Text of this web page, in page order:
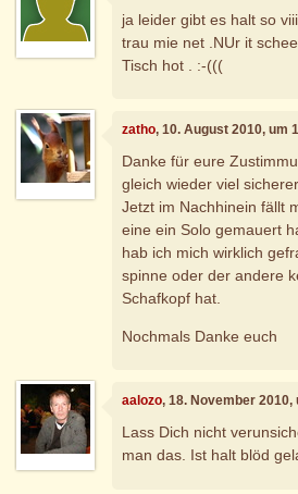
ja leider gibt es halt so
trau mie net .NUr it
Tisch hot . :-(((
zatho, 10. August 2010, um
Danke für eure
gleich wieder viel sicherer.
Jetzt im Nachhinein fällt
eine ein Solo gemauert
hab ich mich wirklich
spinne oder der andere
Schafkopf hat.
Nochmals Danke euch
aalozo, 18. November 2010,
Lass Dich nicht
man das. Ist halt blöd